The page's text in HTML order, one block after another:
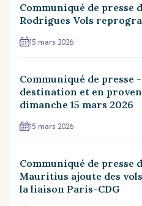
Communiqué de presse
Rodrigues Vols
15 mars 2026
Communiqué de presse
destination et en
dimanche 15 mars 2026
15 mars 2026
Communiqué de presse
Mauritius ajoute des
la liaison Paris-CDG